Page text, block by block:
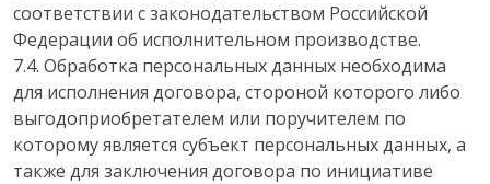
соответствии с законодательством Российской
Федерации об исполнительном производстве.
7.4. Обработка персональных данных необходима
для исполнения договора, стороной которого либо
выгодоприобретателем или поручителем по
которому является субъект персональных данных, а
также для заключения договора по инициативе